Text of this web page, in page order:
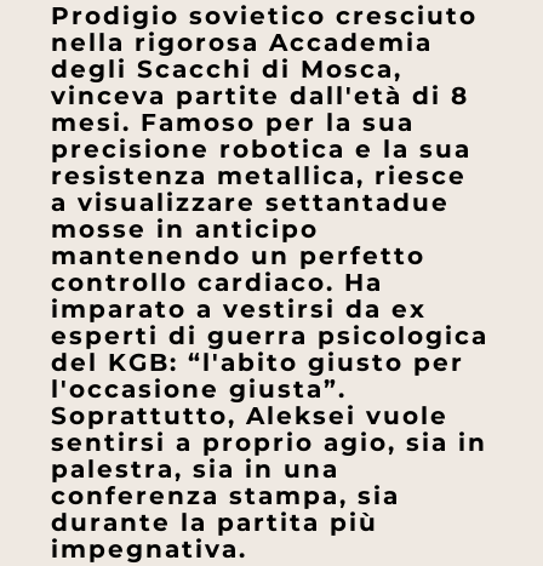
Prodigio sovietico cresciuto
nella rigorosa Accademia
degli Scacchi di Mosca,
vinceva partite dall'età di 8
mesi. Famoso per la sua
precisione robotica e la sua
resistenza metallica, riesce
a visualizzare settantadue
mosse in anticipo
mantenendo un perfetto
controllo cardiaco. Ha
imparato a vestirsi da ex
esperti di guerra psicologica
del KGB: “l'abito giusto per
l'occasione giusta”.
Soprattutto, Aleksei vuole
sentirsi a proprio agio, sia in
palestra, sia in una
conferenza stampa, sia
durante la partita più
impegnativa.